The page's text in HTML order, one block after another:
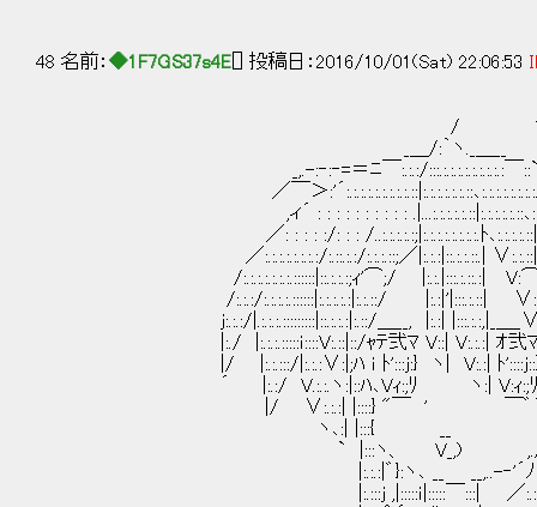
48 名前： ◆1F7GS37s4E [] 投稿日：2016/10/01(Sat) 22:06:53
/ ヽ
_＿/:｀ヽ._＿__
_,.-:‐:‐=＝ﾆ￣:.:.:/:::.:.:.:.:.:.:.:.:.:￣
／￣＞:'´:.:.:.:.:.:.:.:.:.::|:.:.:.:.:.:.::､
,ィ´ : : : : : : : : : : .|...:.:.:.:.:.::|:.:.:.:.:.::､::: : ｀
／: : : : :/: : : /..:.:.:.:.:;|:.:.:.:.:.:.:.:.ﾄ､
／:.:.:.:.:.:.:.:/:.::.:.:/:.:.:.::;／|:.:.:|::.:.:.::.| ∨:.:.::|::::.:.
/:.:.:.:.:.:.:.::::::|::.:.:.:;ｨ'⌒;/ |:.:.|:::.:.::.:| V:⌒ヽ､
/:.:.:/:.:.:.:.::::::|:.:.:.:.:|:.:.::/ |:.:|'|:::.:.::|
j:.:.:/|.:.:.:.:::::::::|::.:.:.:|:.::/＿__, |:.:| |:::.:.:,|_＿_∨ヽ
|:./ |:.:.:.:::::ｉ::::V:.::|::/ｬﾃ弐ﾏ V::| V:.:.:| ｵ弐ﾏァ
|/ |:.:.:::/|:.:.:∨:|;ﾊ ｉ ﾄ':::ｊ:} ヽ| V:.:| ﾄ'::::j::} / |:
´ |:.:/ V.:.:.ヽ:|::ﾊ､Vｨ:;ﾘ ヽ:| V:ｨ:;ﾘ,' j/
|/ ∨:.:.:| |::::} "￣ ' ￣゛´・/
ヽ､:| |:::{ __ /::::::.:.:./
` |:::ヽ、 V_,) ,./::::.:.:.::/
|:.:.:|゛}:ヽ､ __ __,..-‐'´ﾉ:::.:.:.::/
|:.:::ｊ ,|:::::ｉ|:::::￣:::| ／:.:.::;／